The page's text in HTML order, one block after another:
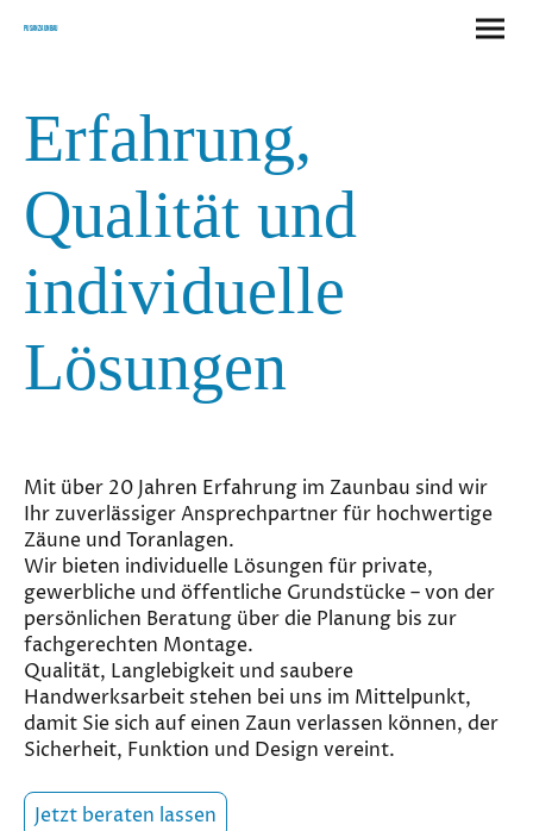
Pusan Zaunbau
Erfahrung,
Qualität und
individuelle
Lösungen
Mit über 20 Jahren Erfahrung im Zaunbau sind wir
Ihr zuverlässiger Ansprechpartner für hochwertige
Zäune und Toranlagen.
Wir bieten individuelle Lösungen für private,
gewerbliche und öffentliche Grundstücke – von der
persönlichen Beratung über die Planung bis zur
fachgerechten Montage.
Qualität, Langlebigkeit und saubere
Handwerksarbeit stehen bei uns im Mittelpunkt,
damit Sie sich auf einen Zaun verlassen können, der
Sicherheit, Funktion und Design vereint.
Jetzt beraten lassen